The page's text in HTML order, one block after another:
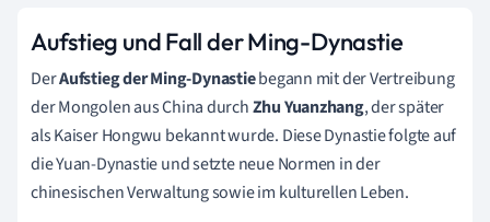
Aufstieg und Fall der Ming-Dynastie
DerAufstieg der Ming-Dynastiebegann mit der Vertreibung
der Mongolen aus China durchZhu Yuanzhang, der später
als Kaiser Hongwu bekannt wurde. Diese Dynastie folgte auf
die Yuan-Dynastie und setzte neue Normen in der
chinesischen Verwaltung sowie im kulturellen Leben.